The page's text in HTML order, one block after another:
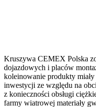
Kruszywa CEMEX Polska
dojazdowych i placów
koleinowanie produkty
inwestycji ze względu na
z konieczności obsługi
farmy wiatrowej materiały